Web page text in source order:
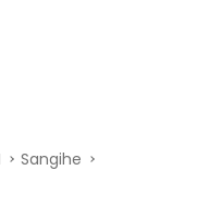
Sangihe